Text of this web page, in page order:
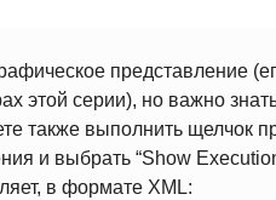
представление
этой серии), но важно
также выполнить щелчок
и выбрать “Show
в формате XML: